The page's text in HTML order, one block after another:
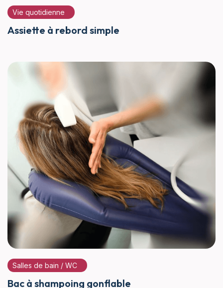
Vie quotidienne
Assiette à rebord simple
Salles de bain / WC
Bac à shampoing gonflable